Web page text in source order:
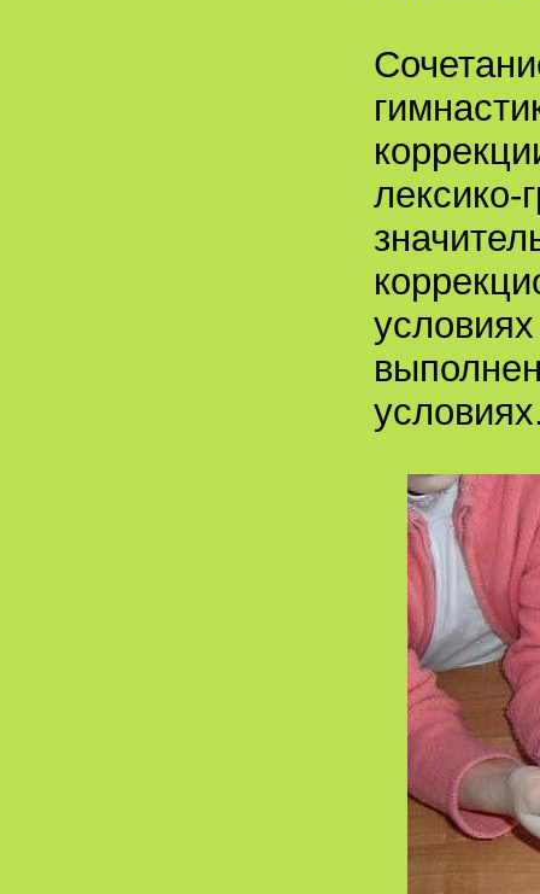
лексико-